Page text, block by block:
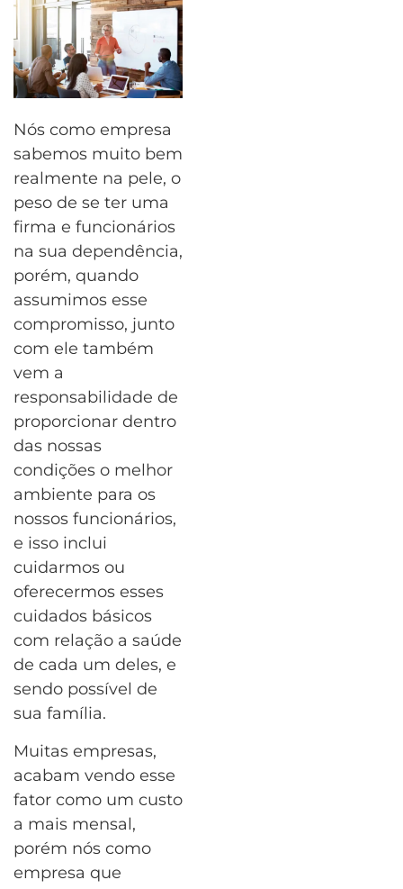
Nós como empresa
sabemos muito bem
realmente na pele, o
peso de se ter uma
firma e funcionários
na sua dependência,
porém, quando
assumimos esse
compromisso, junto
com ele também
vem a
responsabilidade de
proporcionar dentro
das nossas
condições o melhor
ambiente para os
nossos funcionários,
e isso inclui
cuidarmos ou
oferecermos esses
cuidados básicos
com relação a saúde
de cada um deles, e
sendo possível de
sua família.
Muitas empresas,
acabam vendo esse
fator como um custo
a mais mensal,
porém nós como
empresa que